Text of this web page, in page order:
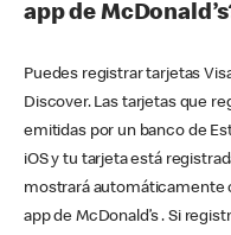
app de
Puedes registrar tarjetas
Discover. Las tarjetas que
emitidas por un banco de
iOS y tu tarjeta está
mostrará automáticamente
app de McDonald’s . Si